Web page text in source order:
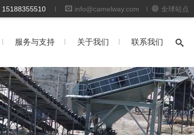
15188355510 info@camelway.com 全球站点
服务与支持 关于我们 联系我们